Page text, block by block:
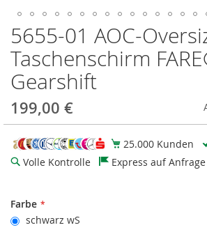
5655-01 AOC-
Taschenschirm
Gearshift
199,00 €
25.000 Kunden
Volle Kontrolle
Express auf Anfrage
Farbe
schwarz wS
Zum
Anfang
der
Bildgalerie
springen